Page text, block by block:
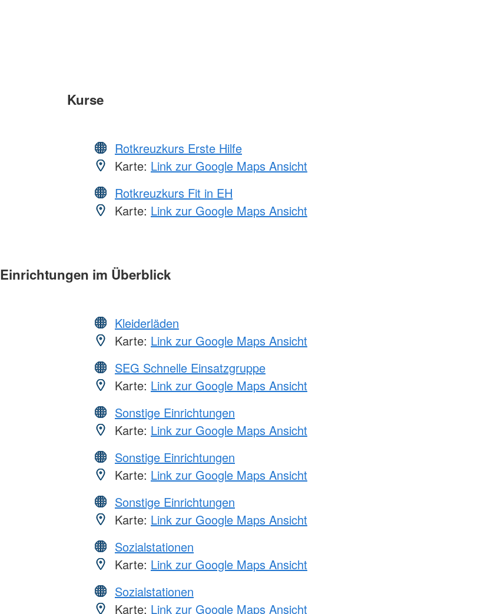
Kurse
Rotkreuzkurs Erste Hilfe
Karte: Link zur Google Maps Ansicht
Rotkreuzkurs Fit in EH
Karte: Link zur Google Maps Ansicht
Einrichtungen im Überblick
Kleiderläden
Karte: Link zur Google Maps Ansicht
SEG Schnelle Einsatzgruppe
Karte: Link zur Google Maps Ansicht
Sonstige Einrichtungen
Karte: Link zur Google Maps Ansicht
Sonstige Einrichtungen
Karte: Link zur Google Maps Ansicht
Sonstige Einrichtungen
Karte: Link zur Google Maps Ansicht
Sozialstationen
Karte: Link zur Google Maps Ansicht
Sozialstationen
Karte: Link zur Google Maps Ansicht